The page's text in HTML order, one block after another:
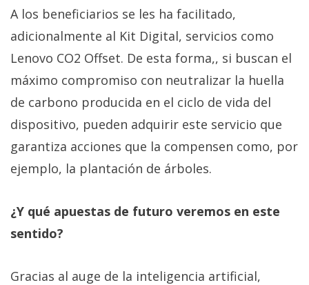
A los beneficiarios se les ha facilitado,
adicionalmente al Kit Digital, servicios como
Lenovo CO2 Offset. De esta forma,, si buscan el
máximo compromiso con neutralizar la huella
de carbono producida en el ciclo de vida del
dispositivo, pueden adquirir este servicio que
garantiza acciones que la compensen como, por
ejemplo, la plantación de árboles.
¿Y qué apuestas de futuro veremos en este
sentido?
Gracias al auge de la inteligencia artificial,